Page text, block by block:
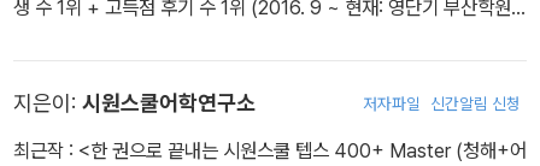
생 수 1위 + 고득점 후기 수 1위 (2016. 9 ~ 현재: 영단기 부산학원
주일에 끝내는 시원스쿨 토익 파트 5&6
지은이: 시원스쿨어학연구소 저자파일 신간알림 신청
최근작 : <한 권으로 끝내는 시원스쿨 텝스 400+ Master (청해+어